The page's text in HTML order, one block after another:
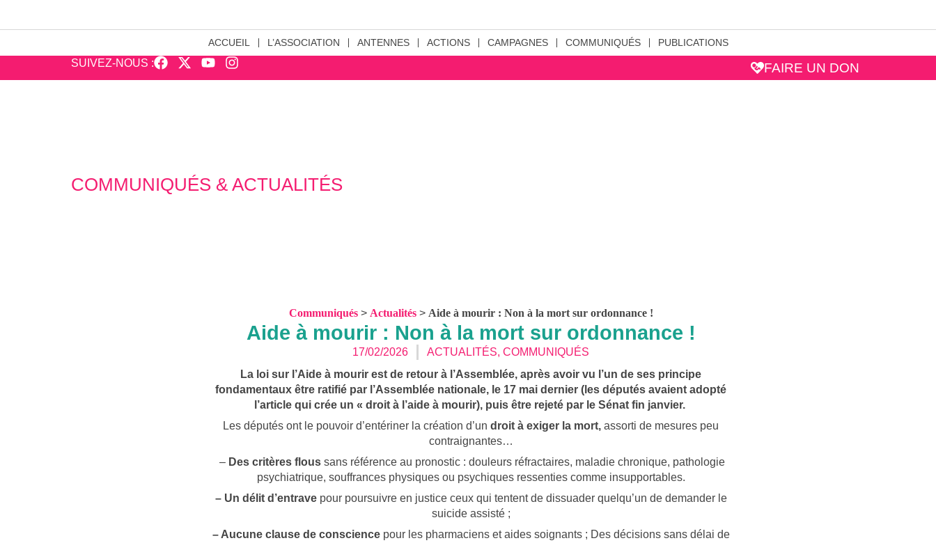
ACCUEIL L’ASSOCIATION ANTENNES ACTIONS CAMPAGNES COMMUNIQUÉS PUBLICATIONS
SUIVEZ-NOUS : FAIRE UN DON
COMMUNIQUÉS & ACTUALITÉS
Communiqués> Actualités> Aide à mourir : Non à la mort sur ordonnance !
Aide à mourir : Non à la mort sur ordonnance !
17/02/2026 ACTUALITÉS, COMMUNIQUÉS
La loi sur l’Aide à mourir est de retour à l’Assemblée, après avoir vu l’un de ses principe
fondamentaux être ratifié par l’Assemblée nationale, le 17 mai dernier (les députés avaient adopté
l’article qui crée un « droit à l’aide à mourir), puis être rejeté par le Sénat fin janvier.
Les députés ont le pouvoir d’entériner la création d’un droit à exiger la mort, assorti de mesures peu
contraignantes…
– Des critères flous sans référence au pronostic : douleurs réfractaires, maladie chronique, pathologie
psychiatrique, souffrances physiques ou psychiques ressenties comme insupportables.
– Un délit d’entravepour poursuivre en justice ceux qui tentent de dissuader quelqu’un de demander le
suicide assisté ;
– Aucune clause de conscience pour les pharmaciens et aides soignants ; Des décisions sans délai de